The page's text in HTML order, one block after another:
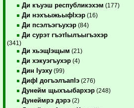
Ди къуэш республикэхэм (177)
Ди нэхъыжьыфIхэр (16)
Ди псэлъэгъухэр (84)
Ди сурэт гъэтIылъыгъэхэр
(341)
Ди хьэщIэщым (21)
Ди хэкуэгъухэр (4)
Дин Iуэху (99)
ДифI догъэлъапIэ (276)
Дунейм щыхъыбархэр (248)
Дунеймрэ дэрэ (2)